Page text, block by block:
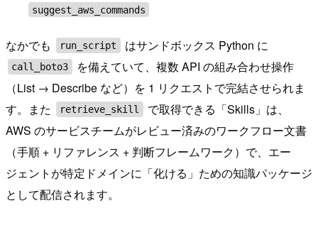
suggest_aws_commands
なかでも run_script はサンドボックス Python に
call_boto3
を備えていて、複数 API の組み合わせ操作
（List → Describe など）を 1 リクエストで完結させられま
す。また
retrieve_skill
で取得できる「Skills」は、
AWS のサービスチームがレビュー済みのワークフロー文書
（手順 + リファレンス + 判断フレームワーク）で、エー
ジェントが特定ドメインに「化ける」ための知識パッケージ
として配信されます。